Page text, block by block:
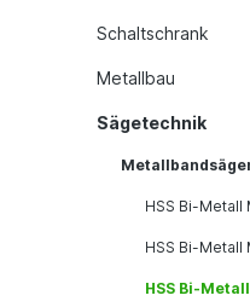
Schaltschrank
Metallbau
Sägetechnik
HSS Bi-Metall
HSS Bi-Metall
HSS Bi-